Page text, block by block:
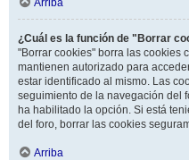
Arriba
¿Cuál es la función de "Borrar
"Borrar cookies" borra las cookies
mantienen autorizado para
estar identificado al mismo. Las
seguimiento de la navegación del
ha habilitado la opción. Si está
del foro, borrar las cookies
Arriba